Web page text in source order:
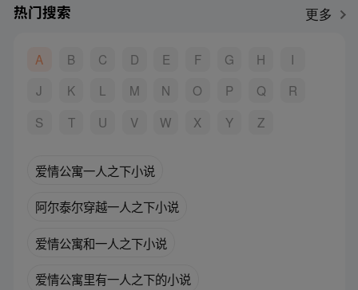
热门搜索 更多
A B C D E F G H
I
J
K L M N O P Q
R
S
T U V W X Y Z
爱情公寓一人之下小说
阿尔泰尔穿越一人之下小说
爱情公寓和一人之下小说
爱情公寓里有一人之下的小说